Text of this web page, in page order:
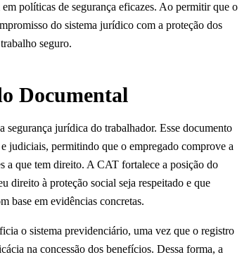
políticas de segurança eficazes. Ao permitir que o
do sistema jurídico com a proteção dos
seguro.
Documental
jurídica do trabalhador. Esse documento
judiciais, permitindo que o empregado comprove a
a que tem direito. A CAT fortalece a posição do
direito à proteção social seja respeitado e que
base em evidências concretas.
o sistema previdenciário, uma vez que o registro
na concessão dos benefícios. Dessa forma, a